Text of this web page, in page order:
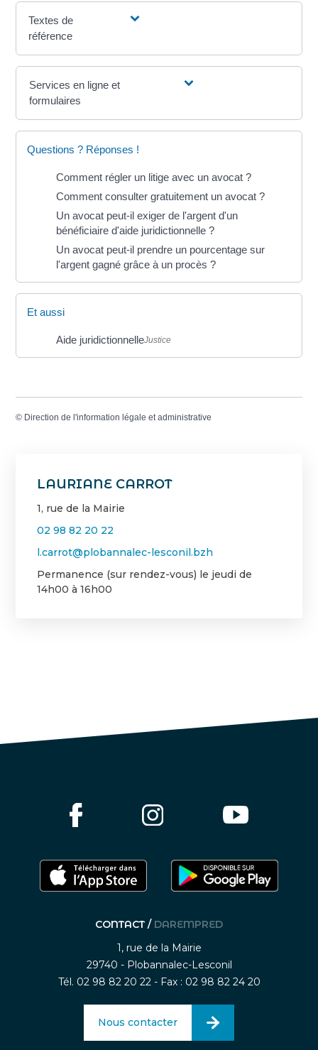
LAURIANE CARROT
1, rue de la Mairie
02 98 82 20 22
l.carrot@plobannalec-lesconil.bzh
Permanence (sur rendez-vous) le jeudi de
14h00 à 16h00
Textes de
référence
Services en ligne et
formulaires
Questions ? Réponses !
Comment régler un litige avec un avocat ?
Comment consulter gratuitement un avocat ?
Un avocat peut-il exiger de l'argent d'un
bénéficiaire d'aide juridictionnelle ?
Un avocat peut-il prendre un pourcentage sur
l'argent gagné grâce à un procès ?
Et aussi
Aide juridictionnelleJustice
© Direction de l'information légale et administrative
CONTACT / DAREMPRED
1, rue de la Mairie
29740 - Plobannalec-Lesconil
Tél. 02 98 82 20 22 - Fax : 02 98 82 24 20
Nous contacter